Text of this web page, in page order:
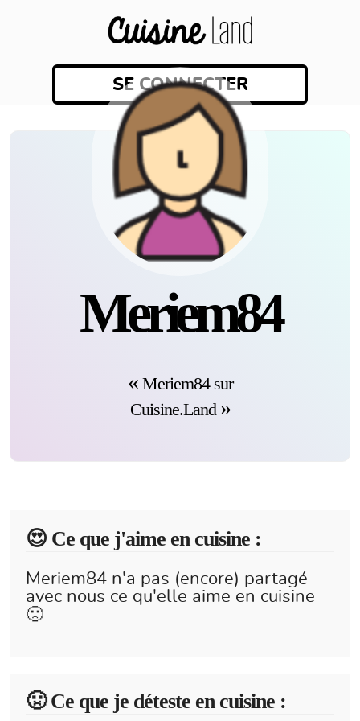
SE CONNECTER
Meriem84
Meriem84 sur
Cuisine.Land
😍️ Ce que j'aime en cuisine :
Meriem84 n'a pas (encore) partagé
avec nous ce qu'elle aime en cuisine
🙁
🤢 Ce que je déteste en cuisine :